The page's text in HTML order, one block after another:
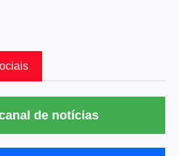
de notícias